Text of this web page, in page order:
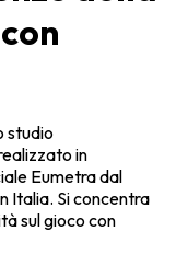
studio
in
Eumetra dal
Italia. Si concentra
sul gioco con